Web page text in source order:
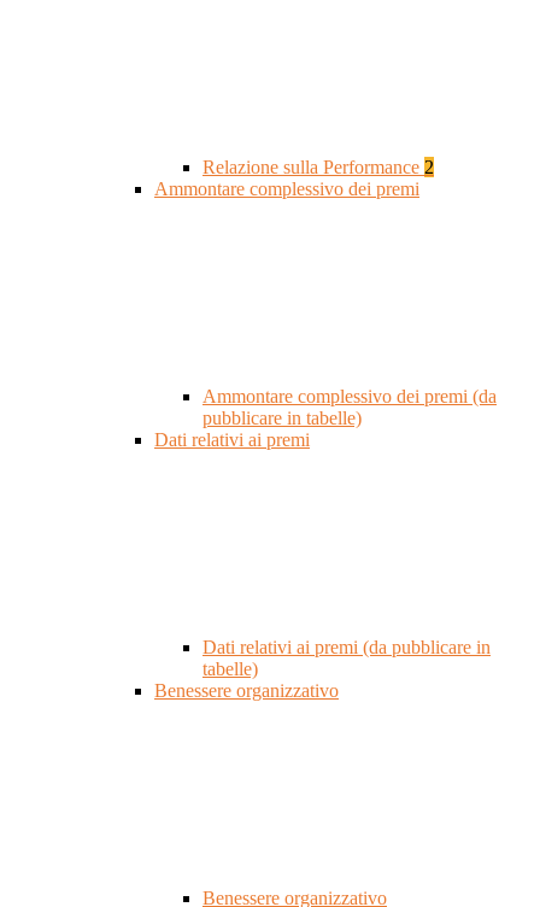
Relazione sulla Performance 2
Ammontare complessivo dei premi
Ammontare complessivo dei premi (da
pubblicare in tabelle)
Dati relativi ai premi
Dati relativi ai premi (da pubblicare in
tabelle)
Benessere organizzativo
Benessere organizzativo